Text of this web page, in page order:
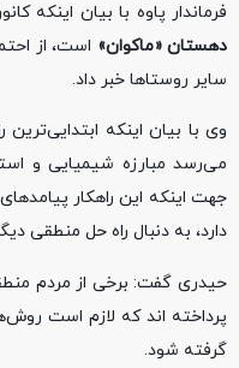
فرماندار پاوه با بیان اینکه
دهستان «ماکوان» است، از
سایر روستاها خبر داد.
وی با بیان اینکه
می‌رسد مبارزه شیمیایی و
جهت اینکه این راهکار
دارد، به دنبال راه حل منطقی
حیدری گفت: برخی از مردم
پرداخته اند که لازم است
گرفته شود.